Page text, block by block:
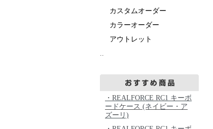
カスタムオーダー
カラーオーダー
アウトレット
..
・REALFORCE RC1 キーボ
ードケース (ネイビー・ア
ズーリ)